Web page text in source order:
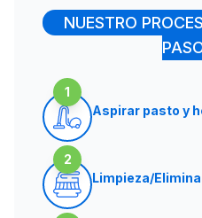
NUESTRO
1
Aspirar pasto y
2
Limpieza/